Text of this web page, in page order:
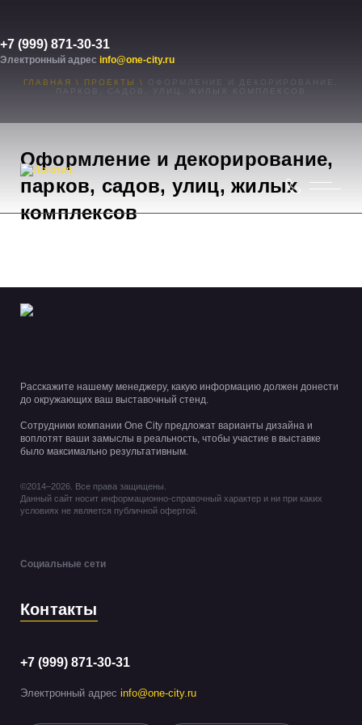
+7 (999) 871-30-31
Электронный адрес info@one-city.ru
ГЛАВНАЯ \ ПРОЕКТЫ \
ОФОРМЛЕНИЕ И ДЕКОРИРОВАНИЕ,
ПАРКОВ, САДОВ, УЛИЦ, ЖИЛЫХ КОМПЛЕКСОВ
Оформление и декорирование,
парков, садов, улиц, жилых
комплексов
Расскажите нашему менеджеру, какую информацию должен донести
до окружающих ваш выставочный стенд.
Сотрудники компании One City предложат варианты дизайна и
воплотят ваши замыслы в реальность, чтобы участие в выставке
было максимально результативным.
©2014–2026. Все права защищены.
Данный сайт носит информационно-справочный характер и ни при каких
условиях не является публичной офертой.
Социальные сети
Контакты
+7 (999) 871-30-31
Электронный адрес info@one-city.ru